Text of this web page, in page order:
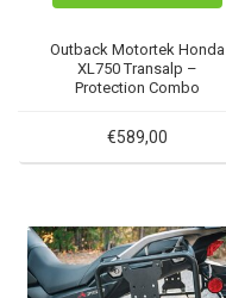
Outback Motortek Honda
XL750 Transalp –
Protection Combo
€589,00